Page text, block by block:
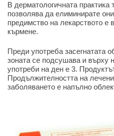
В дерматологичната
позволява да елиминирате
предимство на лекарството е
кърмене.
Преди употреба засегнатата
зоната се подсушава и върху
употреби на ден е 3.
Продължителността на
заболяването е напълно